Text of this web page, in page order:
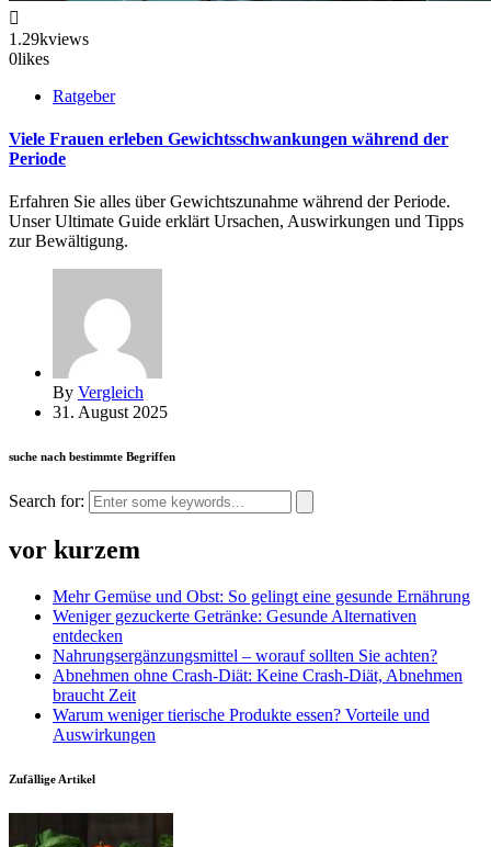
1.29kviews
0likes
Ratgeber
Viele Frauen erleben Gewichtsschwankungen während der
Periode
Erfahren Sie alles über Gewichtszunahme während der Periode.
Unser Ultimate Guide erklärt Ursachen, Auswirkungen und Tipps
zur Bewältigung.
By Vergleich
31. August 2025
suche nach bestimmte Begriffen
Search for:
vor kurzem
Mehr Gemüse und Obst: So gelingt eine gesunde Ernährung
Weniger gezuckerte Getränke: Gesunde Alternativen
entdecken
Nahrungsergänzungsmittel – worauf sollten Sie achten?
Abnehmen ohne Crash-Diät: Keine Crash-Diät, Abnehmen
braucht Zeit
Warum weniger tierische Produkte essen? Vorteile und
Auswirkungen
Zufällige Artikel